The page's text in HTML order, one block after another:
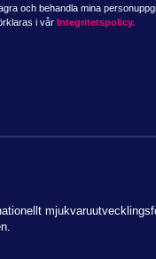
och behandla mina
i vår Integritetspolicy.